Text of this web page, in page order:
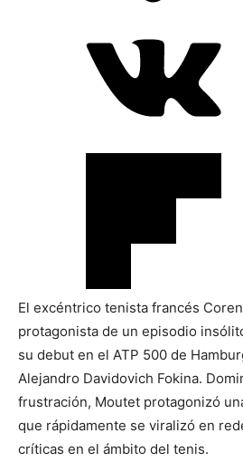
El excéntrico tenista francés
protagonista de un episodio
su debut en el ATP 500 de
Alejandro Davidovich Fokina.
frustración, Moutet protagonizó
que rápidamente se viralizó en
críticas en el ámbito del tenis.